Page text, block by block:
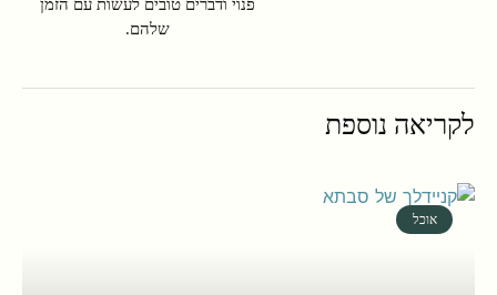
פנוי ודברים טובים לעשות עם הזמן
שלהם.
לקריאה נוספת
אוכל